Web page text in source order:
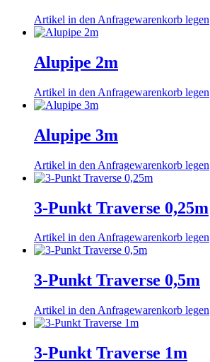
Artikel in den Anfragewarenkorb legen
Alupipe 2m
Artikel in den Anfragewarenkorb legen
Alupipe 3m
Artikel in den Anfragewarenkorb legen
3-Punkt Traverse 0,25m
Artikel in den Anfragewarenkorb legen
3-Punkt Traverse 0,5m
Artikel in den Anfragewarenkorb legen
3-Punkt Traverse 1m